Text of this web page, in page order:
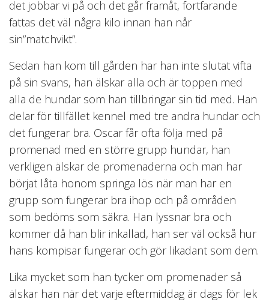
det jobbar vi på och det går framåt, fortfarande
fattas det väl några kilo innan han når
sin”matchvikt”.
Sedan han kom till gården har han inte slutat vifta
på sin svans, han älskar alla och är toppen med
alla de hundar som han tillbringar sin tid med. Han
delar för tillfället kennel med tre andra hundar och
det fungerar bra. Oscar får ofta följa med på
promenad med en större grupp hundar, han
verkligen älskar de promenaderna och man har
börjat låta honom springa lös när man har en
grupp som fungerar bra ihop och på områden
som bedöms som säkra. Han lyssnar bra och
kommer då han blir inkallad, han ser väl också hur
hans kompisar fungerar och gör likadant som dem.
Lika mycket som han tycker om promenader så
älskar han när det varje eftermiddag är dags för lek